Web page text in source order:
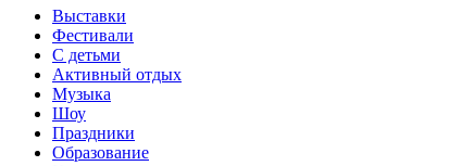
Выставки
Фестивали
С детьми
Активный отдых
Музыка
Шоу
Праздники
Образование